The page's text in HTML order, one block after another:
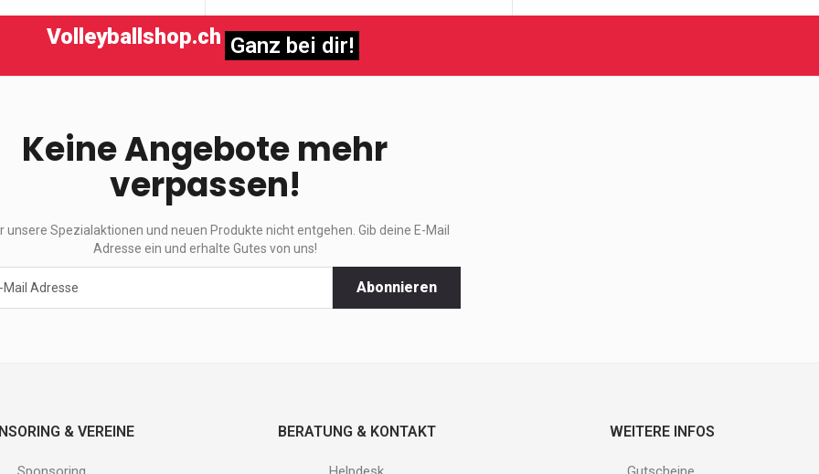
Volleyballshop.ch Ganz bei dir!
Keine Angebote mehr
verpassen!
unsere Spezialaktionen und neuen Produkte nicht entgehen. Gib deine E-Mail
Adresse ein und erhalte Gutes von uns!
Abonnieren
& VEREINE BERATUNG & KONTAKT WEITERE INFOS